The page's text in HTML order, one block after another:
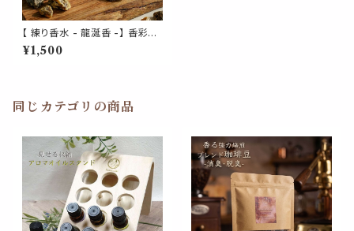
【 練り香水 - 龍涎香 -】 香彩堂
京都 国産 日本製 高品質 保湿
成分配合 塗香 香木 お守り 持
リラックス 落ち着く フレグランス
プレゼント 女性 ギフト 贈り物
¥1,500
同じカテゴリの商品